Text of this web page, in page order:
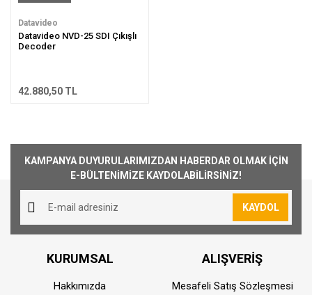
Datavideo
Datavideo NVD-25 SDI Çıkışlı
Decoder
42.880,50 TL
KAMPANYA DUYURULARIMIZDAN HABERDAR OLMAK İÇİN
E-BÜLTENİMİZE KAYDOLABİLİRSİNİZ!
KAYDOL
KURUMSAL
Hakkımızda
ALIŞVERİŞ
Mesafeli Satış Sözleşmesi